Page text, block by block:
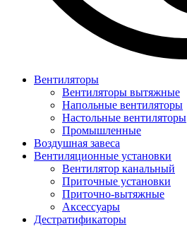
Вентиляторы
Вентиляторы вытяжные
Напольные вентиляторы
Настольные вентиляторы
Промышленные
Воздушная завеса
Вентиляционные установки
Вентилятор канальный
Приточные установки
Приточно-вытяжные
Аксессуары
Дестратификаторы